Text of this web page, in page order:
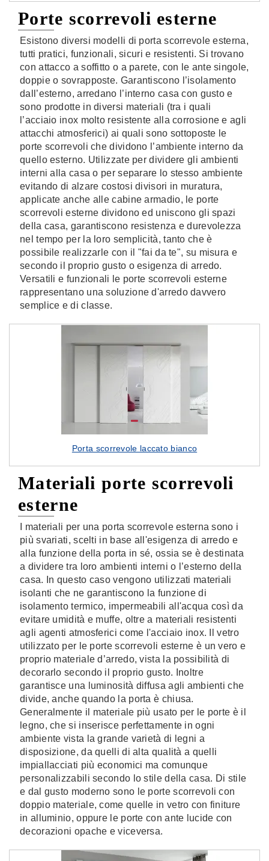
Porte scorrevoli esterne
Esistono diversi modelli di porta scorrevole esterna,
tutti pratici, funzionali, sicuri e resistenti. Si trovano
con attacco a soffitto o a parete, con le ante singole,
doppie o sovrapposte. Garantiscono l’isolamento
dall’esterno, arredano l’interno casa con gusto e
sono prodotte in diversi materiali (tra i quali
l’acciaio inox molto resistente alla corrosione e agli
attacchi atmosferici) ai quali sono sottoposte le
porte scorrevoli che dividono l’ambiente interno da
quello esterno. Utilizzate per dividere gli ambienti
interni alla casa o per separare lo stesso ambiente
evitando di alzare costosi divisori in muratura,
applicate anche alle cabine armadio, le porte
scorrevoli esterne dividono ed uniscono gli spazi
della casa, garantiscono resistenza e durevolezza
nel tempo per la loro semplicità, tanto che è
possibile realizzarle con il "fai da te", su misura e
secondo il proprio gusto o esigenza di arredo.
Versatili e funzionali le porte scorrevoli esterne
rappresentano una soluzione d'arredo davvero
semplice e di classe.
Porta scorrevole laccato bianco
Materiali porte scorrevoli
esterne
I materiali per una porta scorrevole esterna sono i
più svariati, scelti in base all'esigenza di arredo e
alla funzione della porta in sé, ossia se è destinata
a dividere tra loro ambienti interni o l’esterno della
casa. In questo caso vengono utilizzati materiali
isolanti che ne garantiscono la funzione di
isolamento termico, impermeabili all'acqua così da
evitare umidità e muffe, oltre a materiali resistenti
agli agenti atmosferici come l'acciaio inox. Il vetro
utilizzato per le porte scorrevoli esterne è un vero e
proprio materiale d’arredo, vista la possibilità di
decorarlo secondo il proprio gusto. Inoltre
garantisce una luminosità diffusa agli ambienti che
divide, anche quando la porta è chiusa.
Generalmente il materiale più usato per le porte è il
legno, che si inserisce perfettamente in ogni
ambiente vista la grande varietà di legni a
disposizione, da quelli di alta qualità a quelli
impiallacciati più economici ma comunque
personalizzabili secondo lo stile della casa. Di stile
e dal gusto moderno sono le porte scorrevoli con
doppio materiale, come quelle in vetro con finiture
in alluminio, oppure le porte con ante lucide con
decorazioni opache e viceversa.